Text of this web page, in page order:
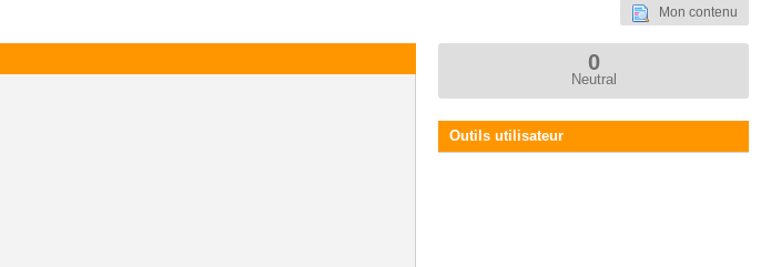
Mon contenu
0
Neutral
Outils utilisateur